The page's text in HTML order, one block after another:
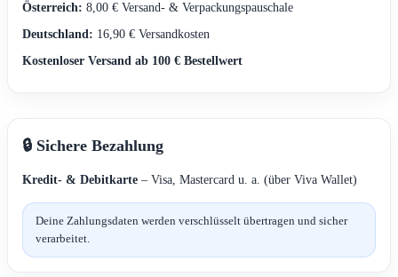
Österreich: 8,00 € Versand- & Verpackungspauschale
Deutschland: 16,90 € Versandkosten
Kostenloser Versand ab 100 € Bestellwert
🔒 Sichere Bezahlung
Kredit- & Debitkarte – Visa, Mastercard u. a. (über Viva Wallet)
Deine Zahlungsdaten werden verschlüsselt übertragen und sicher
verarbeitet.